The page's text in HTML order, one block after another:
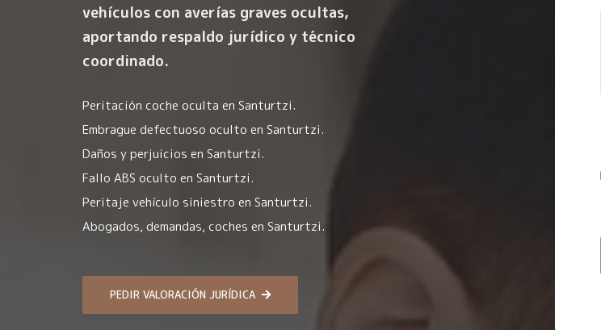
vehículos con averías graves ocultas,
aportando respaldo jurídico y técnico
coordinado.
Peritación coche oculta en Santurtzi.
Embrague defectuoso oculto en Santurtzi.
Daños y perjuicios en Santurtzi.
Fallo ABS oculto en Santurtzi.
Peritaje vehículo siniestro en Santurtzi.
Abogados, demandas, coches en Santurtzi.
PEDIR VALORACIÓN JURÍDICA